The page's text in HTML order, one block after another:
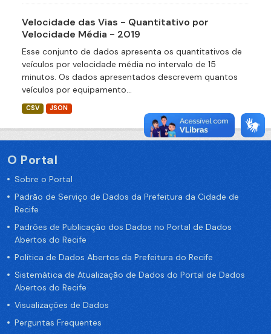
Velocidade das Vias - Quantitativo por
Velocidade Média - 2019
Esse conjunto de dados apresenta os quantitativos de
veículos por velocidade média no intervalo de 15
minutos. Os dados apresentados descrevem quantos
veículos por equipamento...
CSV JSON
O Portal
Sobre o Portal
Padrão de Serviço de Dados da Prefeitura da Cidade de
Recife
Padrões de Publicação dos Dados no Portal de Dados
Abertos do Recife
Política de Dados Abertos da Prefeitura do Recife
Sistemática de Atualização de Dados do Portal de Dados
Abertos do Recife
Visualizações de Dados
Perguntas Frequentes